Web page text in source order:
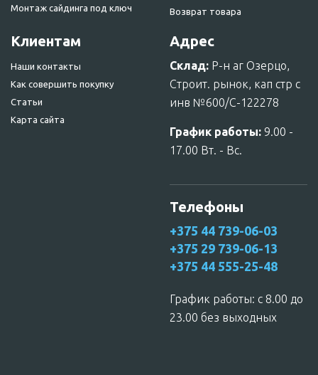
Монтаж сайдинга под ключ
Возврат товара
Клиентам
Наши контакты
Как совершить покупку
Статьи
Карта сайта
Адрес
Склад: Р-н аг Озерцо,
Строит. рынок, кап стр с
инв №600/С-122278
График работы: 9.00 -
17.00 Вт. - Вс.
Телефоны
+375 44 739-06-03
+375 29 739-06-13
+375 44 555-25-48
График работы: c 8.00 до
23.00 без выходных